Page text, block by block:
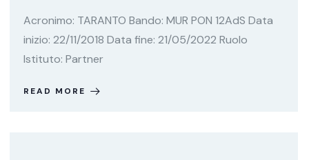
Acronimo: TARANTO Bando: MUR PON 12AdS Data
inizio: 22/11/2018 Data fine: 21/05/2022 Ruolo
Istituto: Partner
READ MORE